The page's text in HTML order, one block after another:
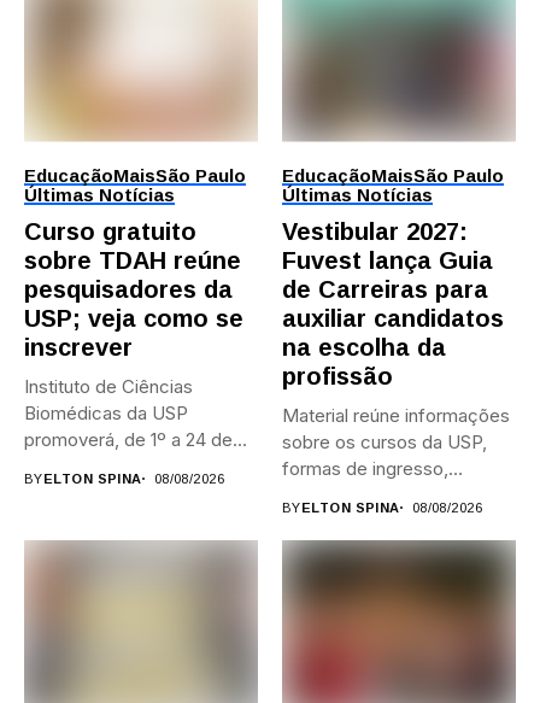
EducaçãoMaisSão Paulo
Últimas Notícias
Curso gratuito
sobre TDAH reúne
pesquisadores da
USP; veja como se
inscrever
Instituto de Ciências
Biomédicas da USP
promoverá, de 1º a 24 de...
BYELTON SPINA 08/08/2026
EducaçãoMaisSão Paulo
Últimas Notícias
Vestibular 2027:
Fuvest lança Guia
de Carreiras para
auxiliar candidatos
na escolha da
profissão
Material reúne informações
sobre os cursos da USP,
formas de ingresso,
BYELTON SPINA 08/08/2026